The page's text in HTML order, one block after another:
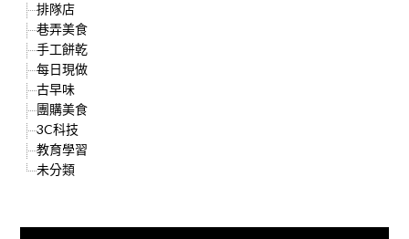
排隊店
巷弄美食
手工餅乾
每日現做
古早味
團購美食
3C科技
教育學習
未分類